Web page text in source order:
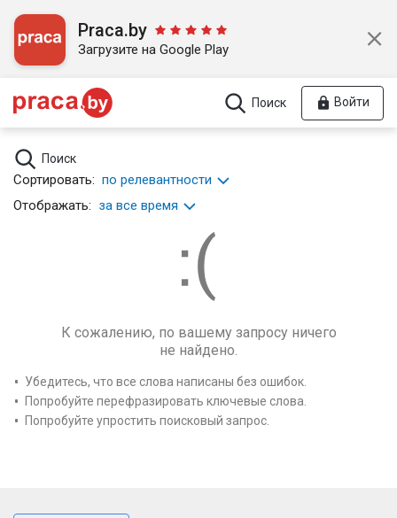
Praca.by
Загрузите на Google Play
Поиск Войти
Поиск
Сортировать: по релевантности
Отображать: за все время
К сожалению, по вашему запросу ничего
не найдено.
Убедитесь, что все слова написаны без ошибок.
Попробуйте перефразировать ключевые слова.
Попробуйте упростить поисковый запрос.